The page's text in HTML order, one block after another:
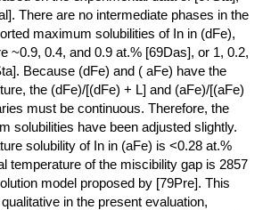
There are no intermediate phases in the
maximum solubilities of In in (dFe),
~0.9, 0.4, and 0.9 at.% [69Das], or 1, 0.2,
Because (dFe) and ( aFe) have the
the (dFe)/[(dFe) + L] and (aFe)/[(aFe)
must be continuous. Therefore, the
solubilities have been adjusted slightly.
solubility of In in (aFe) is <0.28 at.%
temperature of the miscibility gap is 2857
model proposed by [79Pre]. This
in the present evaluation,